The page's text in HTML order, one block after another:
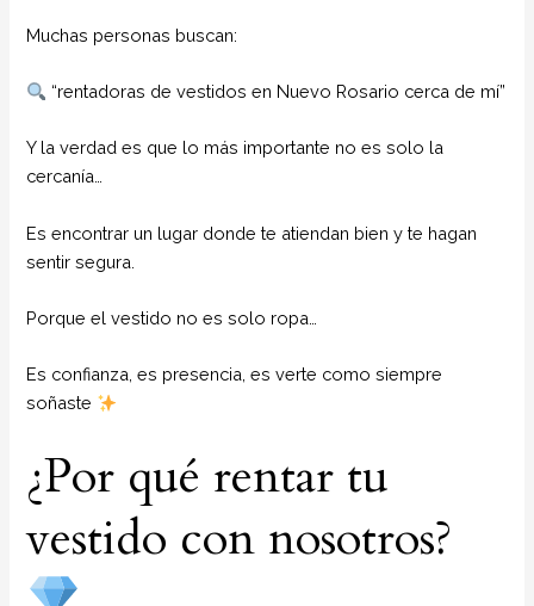
Muchas personas buscan:
“rentadoras de vestidos en Nuevo Rosario cerca de mí”
Y la verdad es que lo más importante no es solo la
cercanía…
Es encontrar un lugar donde te atiendan bien y te hagan
sentir segura.
Porque el vestido no es solo ropa…
Es confianza, es presencia, es verte como siempre
soñaste
¿Por qué rentar tu
vestido con nosotros?